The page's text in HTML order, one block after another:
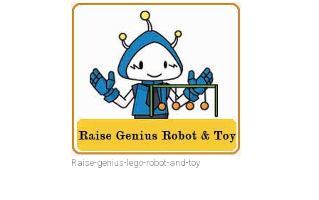
Raise-genius-lego-robot-and-toy